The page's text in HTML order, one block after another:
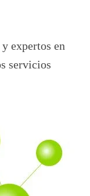
expertos en
servicios